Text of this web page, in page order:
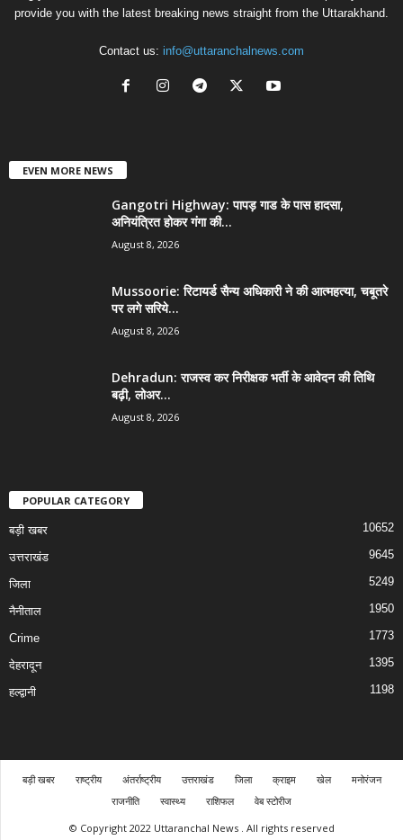
provide you with the latest breaking news straight from the Uttarakhand.
Contact us: info@uttaranchalnews.com
EVEN MORE NEWS
Gangotri Highway: पापड़ गाड के पास हादसा,
अनियंत्रित होकर गंगा की...
August 8, 2026
Mussoorie: रिटायर्ड सैन्य अधिकारी ने की आत्महत्या, चबूतरे
पर लगे सरिये...
August 8, 2026
Dehradun: राजस्व कर निरीक्षक भर्ती के आवेदन की तिथि
बढ़ी, लोअर...
August 8, 2026
POPULAR CATEGORY
बड़ी खबर 10652
उत्तराखंड 9645
जिला 5249
नैनीताल 1950
Crime 1773
देहरादून 1395
हल्द्वानी 1198
बड़ी खबर राष्ट्रीय अंतर्राष्ट्रीय उत्तराखंड जिला क्राइम खेल
मनोरंजन
राजनीति
स्वास्थ्य राशिफल
वेब स्टोरीज
© Copyright 2022 Uttaranchal News . All rights reserved